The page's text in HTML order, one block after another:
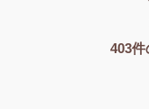
403件